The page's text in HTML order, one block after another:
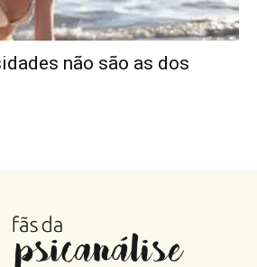
não são as dos